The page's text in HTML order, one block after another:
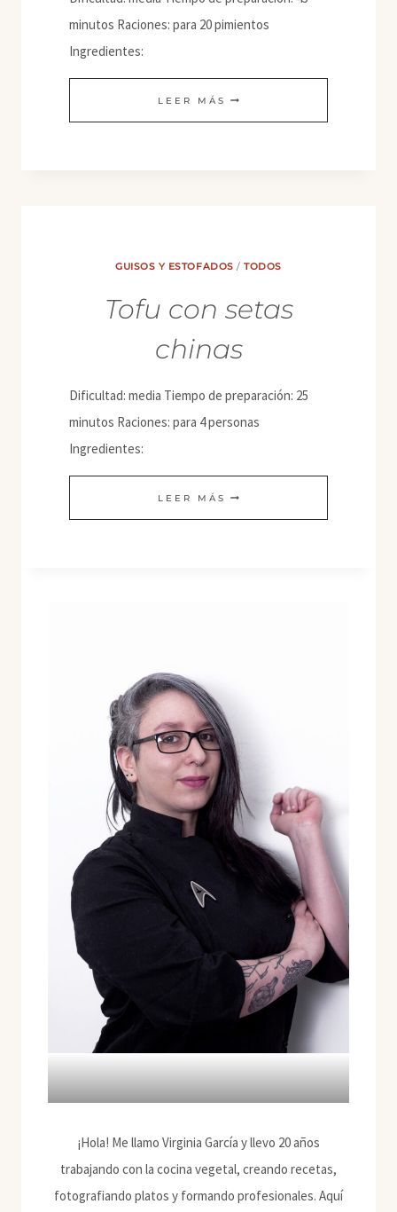
minutos Raciones: para 20 pimientos
Ingredientes:
LEER MÁS PIMIENTOS
DE
TINTO
GUISOS Y ESTOFADOS /TODOS
Tofu con setas
chinas
Dificultad: media Tiempo de preparación: 25
minutos Raciones: para 4 personas
Ingredientes:
LEER MÁS TOFU
CON
¡Hola! Me llamo Virginia García y llevo 20 años
trabajando con la cocina vegetal, creando recetas,
fotografiando platos y formando profesionales. Aquí